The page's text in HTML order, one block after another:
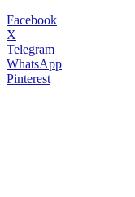
Facebook
X
Telegram
WhatsApp
Pinterest